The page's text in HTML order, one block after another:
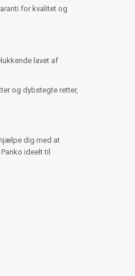
for kvalitet og
lavet af
og dybstegte retter,
dig med at
ideelt til